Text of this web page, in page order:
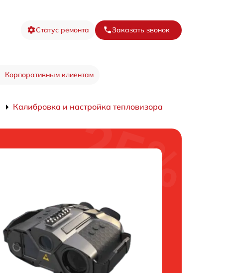
Статус ремонта Заказать звонок
Корпоративным клиентам
Калибровка и настройка тепловизора